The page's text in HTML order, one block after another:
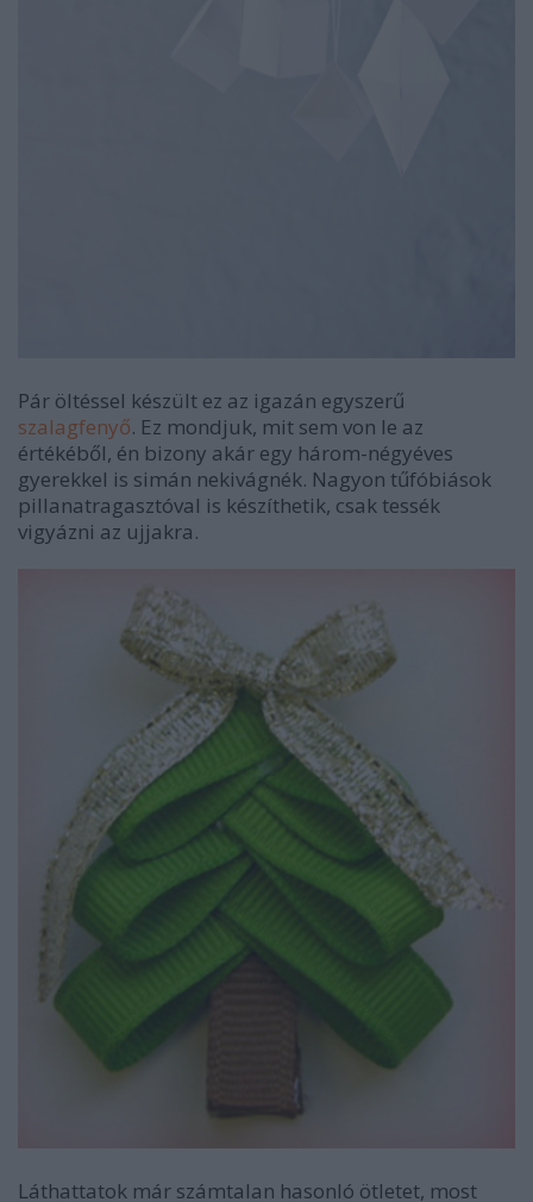
Pár öltéssel készült ez az igazán egyszerű
szalagfenyő. Ez mondjuk, mit sem von le az
értékéből, én bizony akár egy három-négyéves
gyerekkel is simán nekivágnék. Nagyon tűfóbiások
pillanatragasztóval is készíthetik, csak tessék
vigyázni az ujjakra.
Láthattatok már számtalan hasonló ötletet, most